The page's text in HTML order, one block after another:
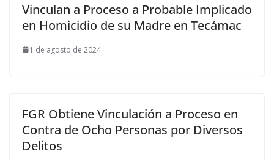
Vinculan a Proceso a Probable Implicado
en Homicidio de su Madre en Tecámac
1 de agosto de 2024
FGR Obtiene Vinculación a Proceso en
Contra de Ocho Personas por Diversos
Delitos